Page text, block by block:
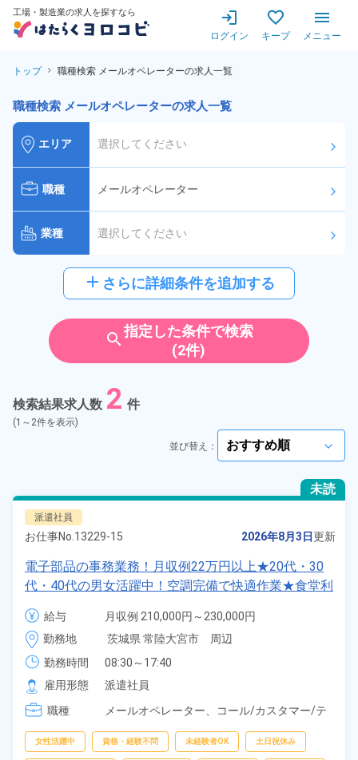
工場・製造業の求人を探すなら
ログイン キープ メニュー
トップ 職種検索 メールオペレーターの求人一覧
職種検索 メールオペレーターの求人一覧
エリア 選択してください arrow_forward_ios
職種 メールオペレーター arrow_forward_ios
業種 選択してください arrow_forward_ios
選択してください
雇用形態 派遣社員
紹介予定派遣
契約社員
アルバイト・パート
正社員 ※無期雇用派遣
期間従業員
こだわり 選択してください
タグ 選択してください
ド
add さらに詳細条件を追加する
search指定した条件で検索
(2件)
検索結果求人数 2 件
(1～2件を表示)
並び替え： arrow_forward_ios
未読
派遣社員
お仕事No. 13229-15 2026年8月3日更新
電子部品の事務業務！月収例22万円以上★20代・30
代・40代の男女活躍中！空調完備で快適作業★食堂利
用可◎マイカー通勤OK◎無料駐車場完備！《茨城県
常陸大宮市》
給与
月収例 210,000円～230,000円
時給 1,250円～1,250円
勤務地
茨城県 常陸大宮市　周辺
勤務時間
08:30～17:40
雇用形態
派遣社員
職種
メールオペレーター、
コール/カスタマー/テ
女性活躍中 資格・経験不問 未経験者OK 土日祝休み